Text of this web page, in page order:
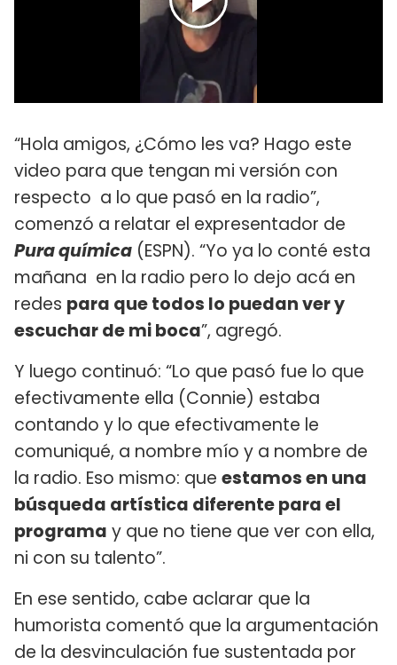
“Hola amigos, ¿Cómo les va? Hago este
video para que tengan mi versión con
respecto a lo que pasó en la radio”,
comenzó a relatar el expresentador de
Pura química (ESPN). “Yo ya lo conté esta
mañana en la radio pero lo dejo acá en
redes para que todos lo puedan ver y
escuchar de mi boca”, agregó.
Y luego continuó: “Lo que pasó fue lo que
efectivamente ella (Connie) estaba
contando y lo que efectivamente le
comuniqué, a nombre mío y a nombre de
la radio. Eso mismo: que estamos en una
búsqueda artística diferente para el
programa y que no tiene que ver con ella,
ni con su talento”.
En ese sentido, cabe aclarar que la
humorista comentó que la argumentación
de la desvinculación fue sustentada por